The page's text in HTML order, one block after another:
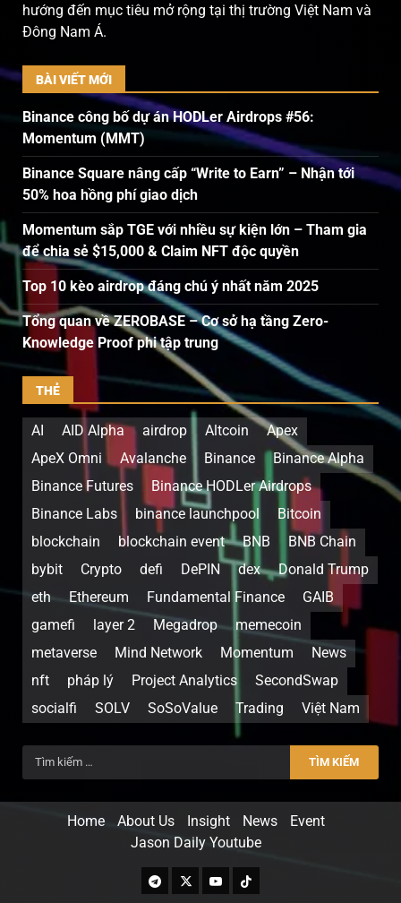
hướng đến mục tiêu mở rộng tại thị trường Việt Nam và
Đông Nam Á.
BÀI VIẾT MỚI
Binance công bố dự án HODLer Airdrops #56:
Momentum (MMT)
Binance Square nâng cấp “Write to Earn” – Nhận tới
50% hoa hồng phí giao dịch
Momentum sắp TGE với nhiều sự kiện lớn – Tham gia
để chia sẻ $15,000 & Claim NFT độc quyền
Top 10 kèo airdrop đáng chú ý nhất năm 2025
Tổng quan về ZEROBASE – Cơ sở hạ tầng Zero-
Knowledge Proof phi tập trung
THẺ
AI AID Alpha airdrop Altcoin
Apex
ApeX Omni
Avalanche Binance
Binance Alpha
Binance Futures
Binance HODLer Airdrops
Binance Labs
binance launchpool
Bitcoin
blockchain
blockchain event BNB
BNB Chain
bybit
Crypto defi DePIN dex
Donald Trump
eth
Ethereum Fundamental Finance
GAIB
gamefi
layer 2 Megadrop
memecoin
metaverse
Mind Network Momentum
News
nft
pháp lý Project Analytics
SecondSwap
socialfi
SOLV SoSoValue Trading Việt Nam
Home About Us Insight News
Event
Jason Daily Youtube